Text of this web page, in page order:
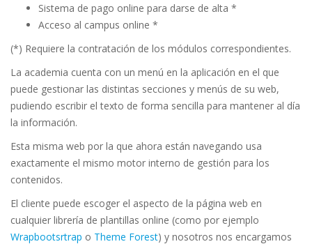
Sistema de pago online para darse de alta *
Acceso al campus online *
(*) Requiere la contratación de los módulos correspondientes.
La academia cuenta con un menú en la aplicación en el que
puede gestionar las distintas secciones y menús de su web,
pudiendo escribir el texto de forma sencilla para mantener al día
la información.
Esta misma web por la que ahora están navegando usa
exactamente el mismo motor interno de gestión para los
contenidos.
El cliente puede escoger el aspecto de la página web en
cualquier librería de plantillas online (como por ejemplo
Wrapbootsrtrap o Theme Forest) y nosotros nos encargamos